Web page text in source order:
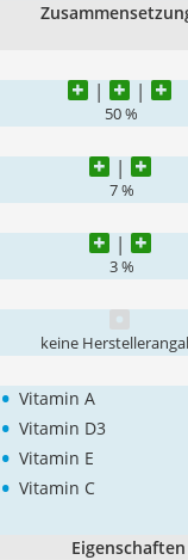
50 %
7 %
3 %
keine
• Vitamin A
• Vitamin D3
• Vitamin E
• Vitamin C